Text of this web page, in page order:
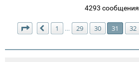
4293 сообщения
Страница 31 из123
Пред.
1 … 29 30 31 32